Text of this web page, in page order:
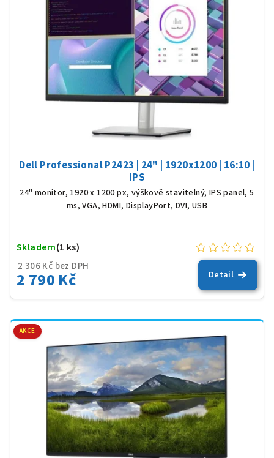
Dell Professional P2423 | 24" | 1920x1200 | 16:10 |
IPS
24" monitor, 1920 x 1200 px, výškově stavitelný, IPS panel, 5
ms, VGA, HDMI, DisplayPort, DVI, USB
2 306 Kč bez DPH
2 790 Kč
Skladem(1 ks)
Detail
AKCE